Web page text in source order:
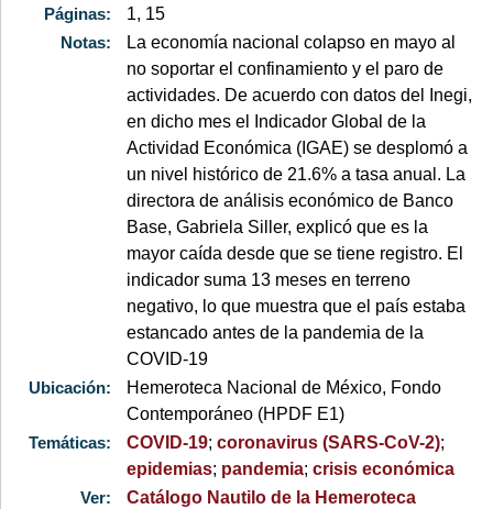
Páginas:
1, 15
Notas:
La economía nacional colapso en mayo al
no soportar el confinamiento y el paro de
actividades. De acuerdo con datos del Inegi,
en dicho mes el Indicador Global de la
Actividad Económica (IGAE) se desplomó a
un nivel histórico de 21.6% a tasa anual. La
directora de análisis económico de Banco
Base, Gabriela Siller, explicó que es la
mayor caída desde que se tiene registro. El
indicador suma 13 meses en terreno
negativo, lo que muestra que el país estaba
estancado antes de la pandemia de la
COVID-19
Ubicación:
Hemeroteca Nacional de México, Fondo
Contemporáneo (HPDF E1)
Temáticas:
COVID-19;coronavirus (SARS-CoV-2);
epidemias; pandemia;crisis económica
Ver:
Catálogo Nautilo de la Hemeroteca